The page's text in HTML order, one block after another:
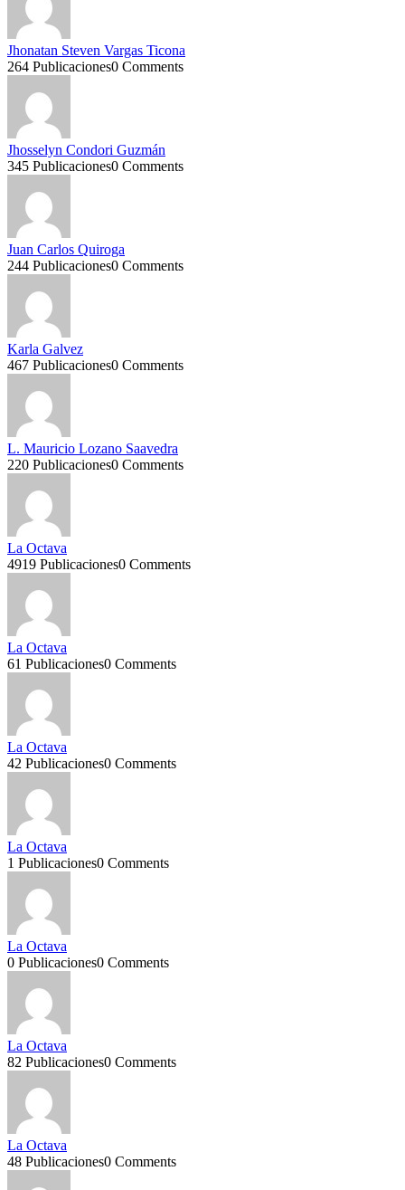
Jhonatan Steven Vargas Ticona
264 Publicaciones0 Comments
Jhosselyn Condori Guzmán
345 Publicaciones0 Comments
Juan Carlos Quiroga
244 Publicaciones0 Comments
Karla Galvez
467 Publicaciones0 Comments
L. Mauricio Lozano Saavedra
220 Publicaciones0 Comments
La Octava
4919 Publicaciones0 Comments
La Octava
61 Publicaciones0 Comments
La Octava
42 Publicaciones0 Comments
La Octava
1 Publicaciones0 Comments
La Octava
0 Publicaciones0 Comments
La Octava
82 Publicaciones0 Comments
La Octava
48 Publicaciones0 Comments